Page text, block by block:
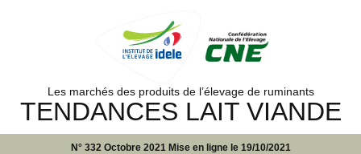
Les marchés des produits de l’élevage de ruminants
TENDANCES LAIT VIANDE
N° 332 Octobre 2021 Mise en ligne le 19/10/2021